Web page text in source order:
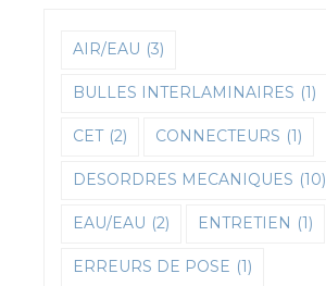
AIR/EAU (3)
BULLES INTERLAMINAIRES (1)
CET (2) CONNECTEURS (1)
DESORDRES MECANIQUES (10)
EAU/EAU (2) ENTRETIEN (1)
ERREURS DE POSE (1)